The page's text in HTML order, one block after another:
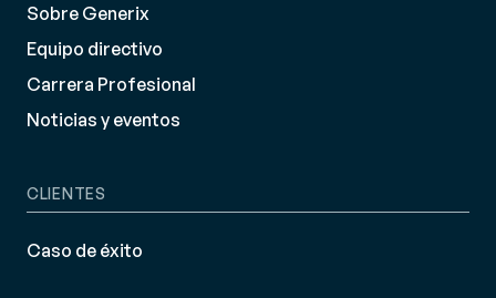
Sobre Generix
Equipo directivo
Carrera Profesional
Noticias y eventos
CLIENTES
Caso de éxito